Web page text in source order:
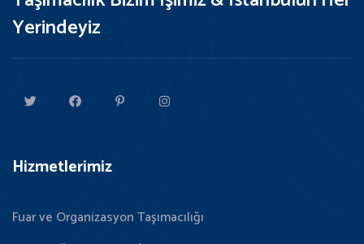
Yerindeyiz
Hizmetlerimiz
Fuar ve Organizasyon Taşımacılığı